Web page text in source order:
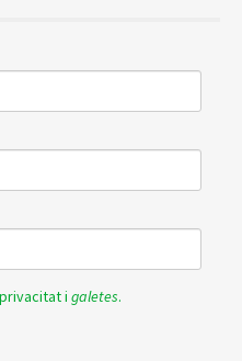
i galetes.